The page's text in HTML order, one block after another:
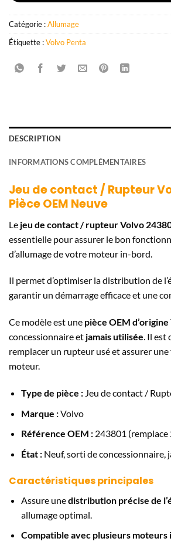
Catégorie :Allumage
Étiquette :Volvo Penta
DESCRIPTION
INFORMATIONS COMPLÉMENTAIRES
Jeu de contact / Rupteur
Pièce OEM Neuve
Le jeu de contact / rupteur Volvo
essentielle pour assurer le bon
d’allumage de votre moteur in-bord.
Il permet d’optimiser la distribution de
garantir un démarrage efficace et une
Ce modèle est une pièce OEM
concessionnaire et jamais utilisée. Il est
remplacer un rupteur usé et assurer
moteur.
Type de pièce :Jeu de contact /
Marque :Volvo
Référence OEM :243801 (remplace
État :Neuf, sorti de concessionnaire,
Caractéristiques principales
Assure unedistribution précise de
allumage optimal.
Compatible avec plusieurs